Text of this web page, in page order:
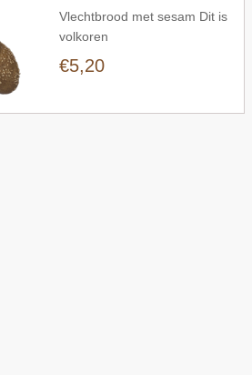
Vlechtbrood met sesam Dit is
volkoren
€5,20